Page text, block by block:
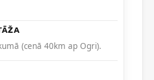
(cenā 40km ap Ogri).